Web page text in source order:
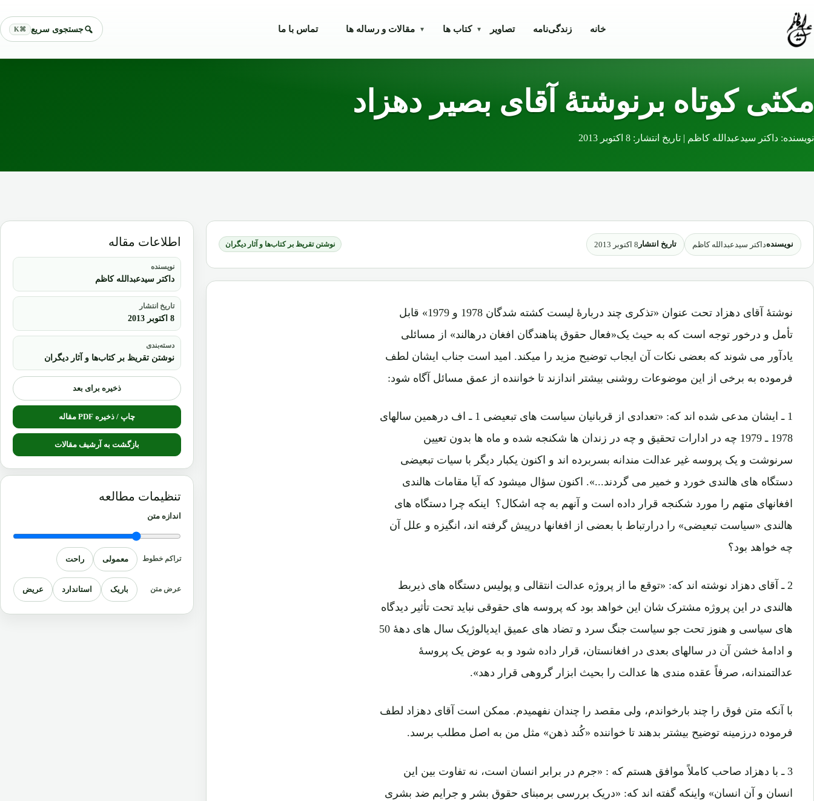
خانه زندگی‌نامه تصاویر کتاب ها ▾ مقالات و رساله ها ▾ تماس با ما جستجوی سریع ⌘K
مکثی کوتاه برنوشتۀ آقای بصیر دهزاد
نویسنده: داکتر سیدعبدالله کاظم | تاریخ انتشار: 8 اکتوبر 2013
نویسندهداکتر سیدعبدالله کاظم تاریخ انتشار 8 اکتوبر 2013 نوشتن تقریظ بر کتاب‌ها و آثار دیگران
نوشتۀ آقای دهزاد تحت عنوان «تذکری چند دربارۀ لیست کشته شدگان 1978 و 1979» قابل
تأمل و درخور توجه است که به حیث یک«فعال حقوق پناهندگان افغان درهالند» از مسائلی
یادآور می شوند که بعضی نکات آن ایجاب توضیح مزید را میکند. امید است جناب ایشان لطف
فرموده به برخی از این موضوعات روشنی بیشتر اندازند تا خواننده از عمق مسائل آگاه شود:
1 ـ ایشان مدعی شده اند که: «تعدادی از قربانیان سیاست های تبعیضی 1 ـ اف درهمین سالهای
1978 ـ 1979 چه در ادارات تحقیق و چه در زندان ها شکنجه شده و ماه ها بدون تعیین
سرنوشت و یک پروسه غیر عدالت مندانه بسربرده اند و اکنون یکبار دیگر با سیات تبعیضی
دستگاه های هالندی خورد و خمیر می گردند...». اکنون سؤال میشود که آیا مقامات هالندی
افغانهای متهم را مورد شکنجه قرار داده است و آنهم به چه اشکال؟ اینکه چرا دستگاه های
هالندی «سیاست تبعیضی» را درارتباط با بعضی از افغانها درپیش گرفته اند، انگیزه و علل آن
چه خواهد بود؟
2 ـ آقای دهزاد نوشته اند که: «توقع ما از پروژه عدالت انتقالی و پولیس دستگاه های ذیربط
هالندی در این پروژه مشترک شان این خواهد بود که پروسه های حقوقی نباید تحت تأثیر دیدگاه
های سیاسی و هنوز تحت جو سیاست جنگ سرد و تضاد های عمیق ایدیالوژیک سال های دهۀ 50
و ادامۀ خشن آن در سالهای بعدی در افغانستان، قرار داده شود و به عوض یک پروسۀ
عدالتمندانه، صرفاً عقده مندی ها عدالت را بحیث ابزار گروهی قرار دهد».
با آنکه متن فوق را چند بارخواندم، ولی مقصد را چندان نفهمیدم. ممکن است آقای دهزاد لطف
فرموده درزمینه توضیح بیشتر بدهند تا خواننده «کُند ذهن» مثل من به اصل مطلب برسد.
3 ـ با دهزاد صاحب کاملاً موافق هستم که : «جرم در برابر انسان است، نه تفاوت بین این
انسان و آن انسان» واینکه گفته اند که: «دریک بررسی برمبنای حقوق بشر و جرایم ضد بشری
اطلاعات مقاله
نویسنده
داکتر سیدعبدالله کاظم
تاریخ انتشار
8 اکتوبر 2013
دسته‌بندی
نوشتن تقریظ بر کتاب‌ها و آثار دیگران
ذخیره برای بعد
چاپ / ذخیره PDF مقاله
بازگشت به آرشیف مقالات
تنظیمات مطالعه
اندازه متن
تراکم خطوط معمولی راحت
عرض متن باریک استاندارد عریض